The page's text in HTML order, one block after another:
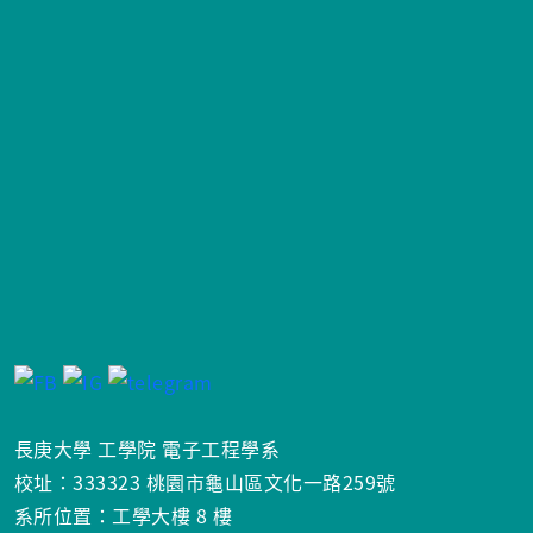
長庚大學 工學院 電子工程學系
校址：333323 桃園市龜山區文化一路259號
系所位置：工學大樓 8 樓